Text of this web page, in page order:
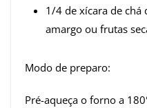
1/4 de xícara de chá
amargo ou frutas
Modo de preparo:
Pré-aqueça o forno a